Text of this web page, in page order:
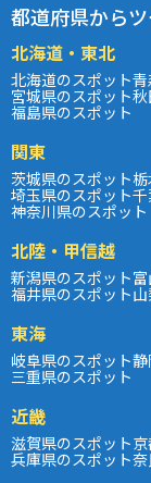
都道府県から
北海道・東北
北海道のスポット
宮城県のスポット
福島県のスポット
関東
茨城県のスポット
埼玉県のスポット
神奈川県のスポット
北陸・甲信越
新潟県のスポット
福井県のスポット
東海
岐阜県のスポット
三重県のスポット
近畿
滋賀県のスポット
兵庫県のスポット